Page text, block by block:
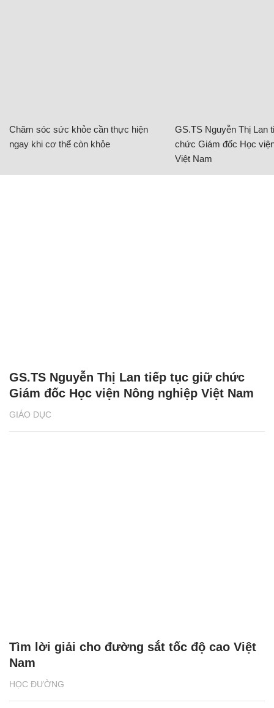
Chăm sóc sức khỏe cần thực hiện
ngay khi cơ thể còn khỏe
GS.TS Nguyễn Thị Lan
chức Giám đốc Học
Việt Nam
GIÁO DỤC
GS.TS Nguyễn Thị Lan tiếp tục giữ chức
Giám đốc Học viện Nông nghiệp Việt Nam
HỌC ĐƯỜNG
Tìm lời giải cho đường sắt tốc độ cao Việt
Nam